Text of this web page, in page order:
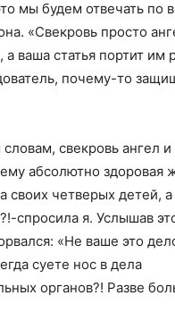
мы будем отвечать по
«Свекровь просто
а ваша статья портит им
почему-то
свекровь ангел
абсолютно здоровая
своих четверых детей,
спросила я. Услышав
«Не ваше это
суете нос в дела
органов?! Разве